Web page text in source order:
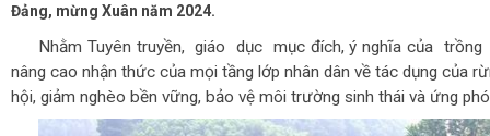
Đảng, mừng Xuân năm 2024.
Nhằm Tuyên truyền, giáo dục mục đích, ý nghĩa của
nâng cao nhận thức của mọi tầng lớp nhân dân về tác dụng của
hội, giảm nghèo bền vững, bảo vệ môi trường sinh thái và ứng